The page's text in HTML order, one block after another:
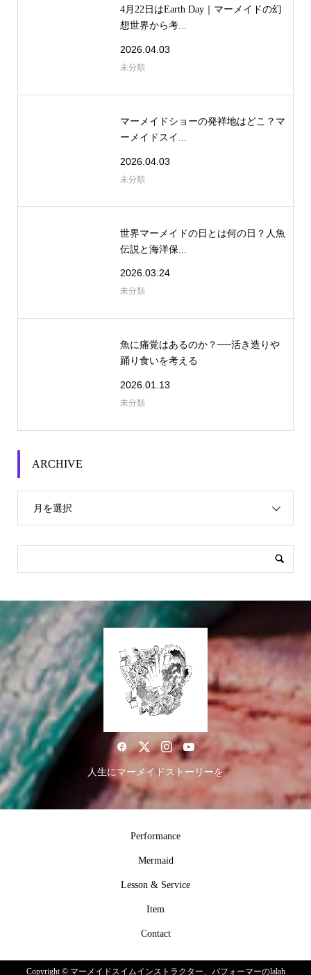
4月22日はEarth Day｜マーメイドの幻
想世界から考...
2026.04.03
未分類
マーメイドショーの発祥地はどこ？マ
ーメイドスイ...
2026.04.03
未分類
世界マーメイドの日とは何の日？人魚
伝説と海洋保...
2026.03.24
未分類
魚に痛覚はあるのか？──活き造りや
踊り食いを考える
2026.01.13
未分類
ARCHIVE
月を選択
人生にマーメイドストーリーを
Performance
Mermaid
Lesson & Service
Item
Contact
Copyright ©マーメイドスイムインストラクター、パフォーマーのlalah